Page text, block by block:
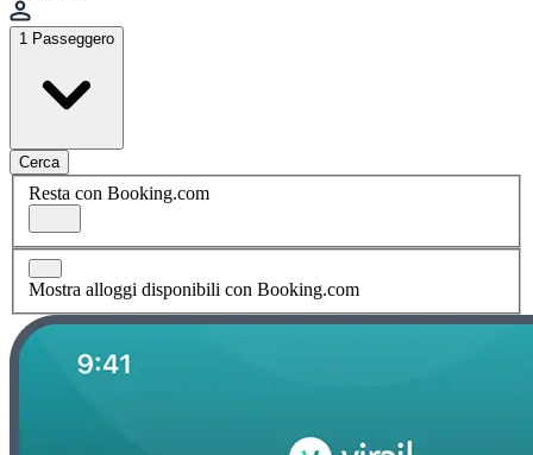
1 Passeggero
Cerca
Resta con Booking.com
Mostra alloggi disponibili con Booking.com